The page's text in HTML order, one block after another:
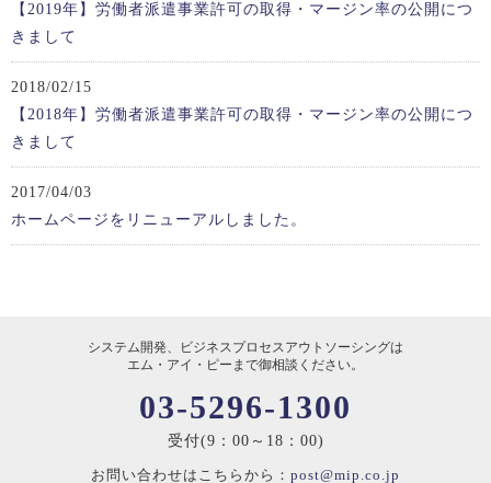
【2019年】労働者派遣事業許可の取得・マージン率の公開につ
きまして
2018/02/15
【2018年】労働者派遣事業許可の取得・マージン率の公開につ
きまして
2017/04/03
ホームページをリニューアルしました。
システム開発、ビジネスプロセスアウトソーシングは
エム・アイ・ピーまで御相談ください。
03-5296-1300
受付(9：00～18：00)
お問い合わせはこちらから： post@mip.co.jp